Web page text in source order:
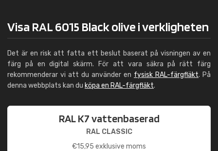
Visa RAL 6015 Black olive i verkligheten
Det är en risk att fatta ett beslut baserat på visningen av en
färg på en digital skärm. För att vara säkra på rätt färg
rekommenderar vi att du använder en fysisk RAL-färgfläkt. På
denna webbplats kan du köpa en RAL-färgfläkt.
RAL K7 vattenbaserad
RAL CLASSIC
€15,95 exklusive moms